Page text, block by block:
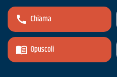
Chiama
Opuscoli